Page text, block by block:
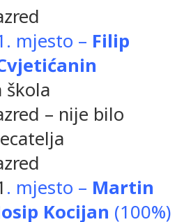
mjesto – Filip
škola
– nije bilo
. mjesto – Martin
Kocijan (100%)